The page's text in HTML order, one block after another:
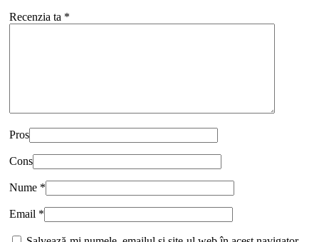
Recenzia ta *
Pros
Cons
Nume *
Email *